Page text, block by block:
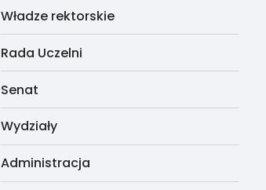
Władze rektorskie
Rada Uczelni
Senat
Wydziały
Administracja